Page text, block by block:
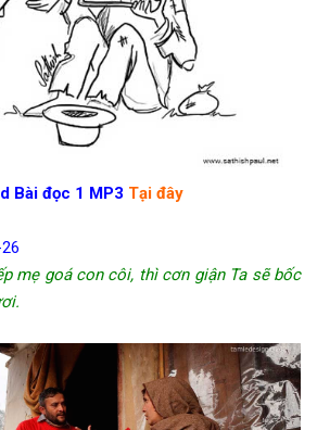
Bài đọc 1 MP3 Tại đây
mẹ goá con côi, thì cơn giận Ta sẽ bốc